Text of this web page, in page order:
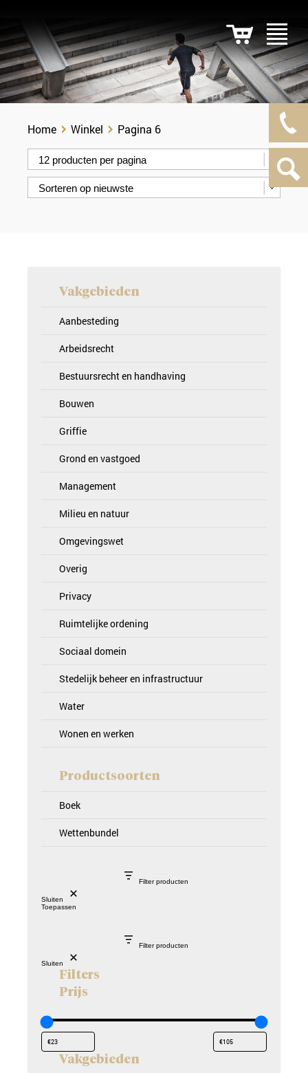
Home Winkel Pagina 6
Vakgebieden
Aanbesteding
Arbeidsrecht
Bestuursrecht en handhaving
Bouwen
Griffie
Grond en vastgoed
Management
Milieu en natuur
Omgevingswet
Overig
Privacy
Ruimtelijke ordening
Sociaal domein
Stedelijk beheer en infrastructuur
Water
Wonen en werken
Productsoorten
Boek
Wettenbundel
Filter producten
Sluiten
Toepassen
Filter producten
Sluiten
Filters
Prijs
Vakgebieden